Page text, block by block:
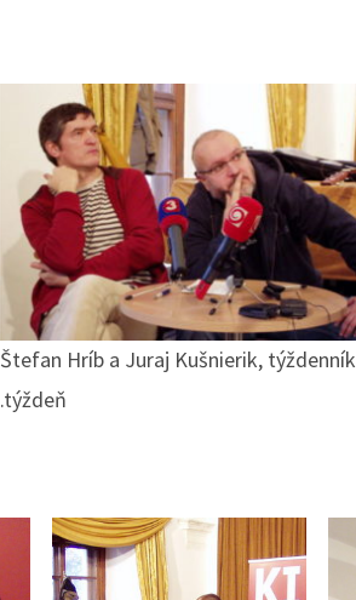
Štefan Hríb a Juraj Kušnierik, týždenník
.týždeň